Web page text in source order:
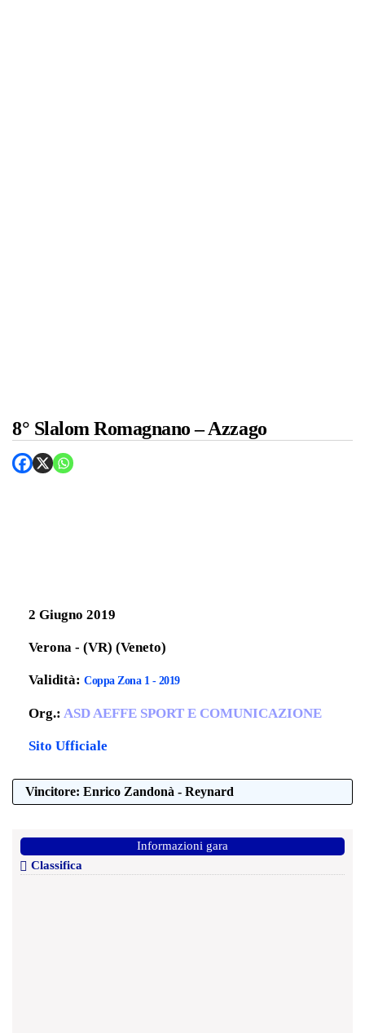
8° Slalom Romagnano – Azzago
2 Giugno 2019
Verona - (VR) (Veneto)
Validità: Coppa Zona 1 - 2019
Org.: ASD AEFFE SPORT E COMUNICAZIONE
Sito Ufficiale
Vincitore: Enrico Zandonà - Reynard
Informazioni gara
Classifica